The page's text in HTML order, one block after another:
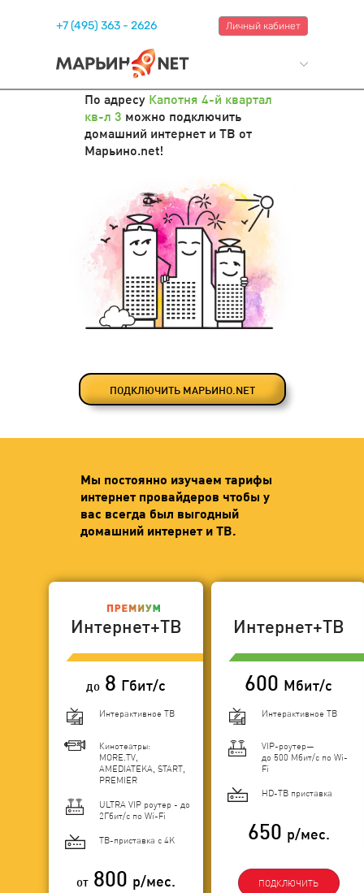
+7 (495) 363 - 2626 Личный кабинет
По адресу Капотня 4-й квартал
кв-л 3 можно подключить
домашний интернет и ТВ от
Марьино.net!
ПОДКЛЮЧИТЬ МАРЬИНО.NET
Мы постоянно изучаем тарифы
интернет провайдеров чтобы у
вас всегда был выгодный
домашний интернет и ТВ.
Интернет+ТВ
до 8 Гбит/с
Интерактивное ТВ
Кинотеатры:
MORE.TV,
AMEDIATEKA, START,
PREMIER
ULTRA VIP роутер - до
2Гбит/c по Wi-Fi
ТВ-приставка с 4K
от 800 р/мес.
Интернет+ТВ
600 Мбит/с
Интерактивное ТВ
VIP-роутер—
до 500 Мбит/с по Wi-
Fi
HD-ТВ приставка
650 р/мес.
ПОДКЛЮЧИТЬ